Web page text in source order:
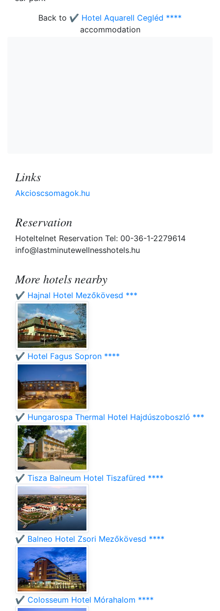
Back to ✔️ Hotel Aquarell Cegléd ****
accommodation
Links
Akcioscsomagok.hu
Reservation
Hoteltelnet Reservation Tel: 00-36-1-2279614
info@lastminutewellnesshotels.hu
More hotels nearby
✔️ Hajnal Hotel Mezőkövesd ***
✔️ Hotel Fagus Sopron ****
✔️ Hungarospa Thermal Hotel Hajdúszoboszló ***
✔️ Tisza Balneum Hotel Tiszafüred ****
✔️ Balneo Hotel Zsori Mezőkövesd ****
✔️ Colosseum Hotel Mórahalom ****